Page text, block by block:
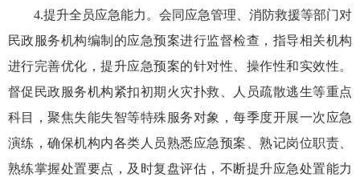
4.提升全员应急能力。会同应急管理、消防救援等部门对
民政服务机构编制的应急预案进行监督检查，指导相关机构
进行完善优化，提升应急预案的针对性、操作性和实效性。
督促民政服务机构紧扣初期火灾扑救、人员疏散逃生等重点
科目，聚焦失能失智等特殊服务对象，每季度开展一次应急
演练，确保机构内各类人员熟悉应急预案、熟记岗位职责、
熟练掌握处置要点，及时复盘评估，不断提升应急处置能力